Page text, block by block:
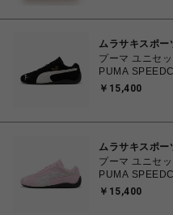
ムラサキスポー
プーマ ユニセ
PUMA
Black-PUMA
￥15,400
ムラサキスポー
プーマ ユニセ
PUMA
Pink-PUMA
￥15,400